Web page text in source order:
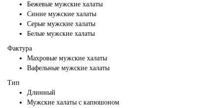
Бежевые мужские халаты
Синие мужские халаты
Серые мужские халаты
Белые мужские халаты
Фактура
Махровые мужские халаты
Вафельные мужские халаты
Тип
Длинный
Мужские халаты с капюшоном